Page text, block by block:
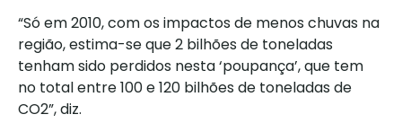
“Só em 2010, com os impactos de menos chuvas na
região, estima-se que 2 bilhões de toneladas
tenham sido perdidos nesta ‘poupança’, que tem
no total entre 100 e 120 bilhões de toneladas de
CO2”, diz.